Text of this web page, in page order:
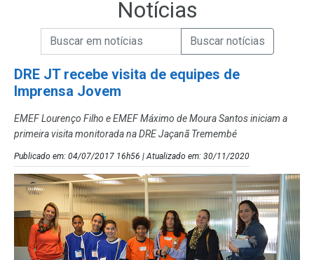
Notícias
Campo de Busca de Notícias
Campo de Busca de informaçõesEnviar a Busca de Notícias
DRE JT recebe visita de equipes de
Imprensa Jovem
EMEF Lourenço Filho e EMEF Máximo de Moura Santos iniciam a
primeira visita monitorada na DRE Jaçanã Tremembé
Publicado em: 04/07/2017 16h56 | Atualizado em: 30/11/2020